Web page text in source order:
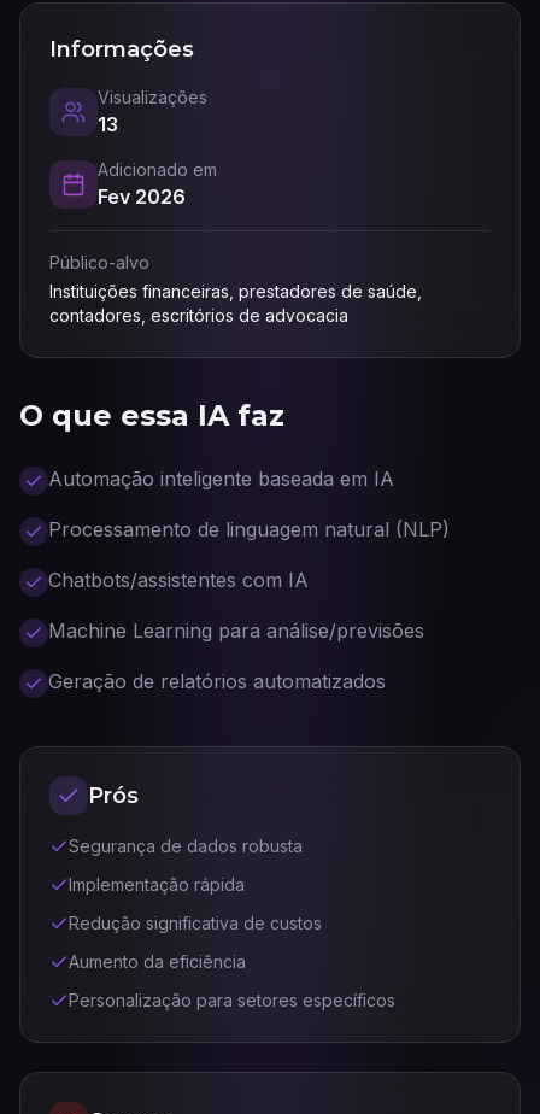
O que essa IA faz
Automação inteligente baseada em IA
Processamento de linguagem natural (NLP)
Chatbots/assistentes com IA
Machine Learning para análise/previsões
Geração de relatórios automatizados
Prós
Segurança de dados robusta
Implementação rápida
Redução significativa de custos
Aumento da eficiência
Personalização para setores específicos
Informações
Visualizações
13
Adicionado em
Fev 2026
Público-alvo
Instituições financeiras, prestadores de saúde,
contadores, escritórios de advocacia